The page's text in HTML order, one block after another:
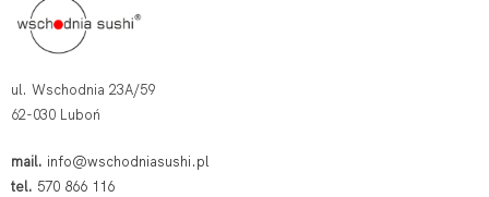
ul. Wschodnia 23A/59
62-030 Luboń
mail. info@wschodniasushi.pl
tel. 570 866 116